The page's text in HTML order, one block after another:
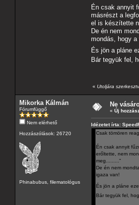
Én csak annyit
másrészt a
el is készítette
De én nem
mondás, hogy
És jön a pláne
Bár tegyük fel,
« Utoljára
Mikorka Kálmán
Fórumfüggő
Nem elérhető
Hozzászólások: 26720
Phinabubus, filematológus
Ne
« Új
Idézetet írta:
Csak tömören
Én csak annyit
erőltette, nem
meg........."
De én nem
igaza van!
És jön a pláne
Bár tegyük fel,